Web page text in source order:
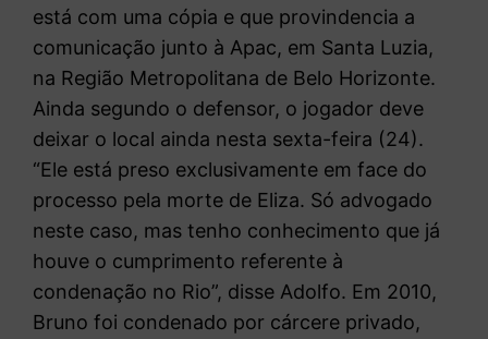
está com uma cópia e que provindencia a
comunicação junto à Apac, em Santa Luzia,
na Região Metropolitana de Belo Horizonte.
Ainda segundo o defensor, o jogador deve
deixar o local ainda nesta sexta-feira (24).
“Ele está preso exclusivamente em face do
processo pela morte de Eliza. Só advogado
neste caso, mas tenho conhecimento que já
houve o cumprimento referente à
condenação no Rio”, disse Adolfo. Em 2010,
Bruno foi condenado por cárcere privado,